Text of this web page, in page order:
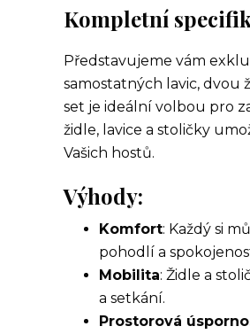
Kompletní
Představujeme vám
samostatných lavic, dvou
set je ideální volbou pro
židle, lavice a stoličky
Vašich hostů.
Výhody:
Komfort: Každý si
pohodlí a
Mobilita: Židle a
a setkání.
Prostorová